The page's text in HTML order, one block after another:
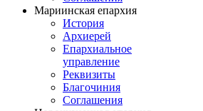
Мариинская епархия
История
Архиерей
Епархиальное
управление
Реквизиты
Благочиния
Соглашения